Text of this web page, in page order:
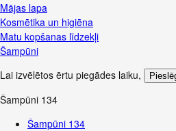
Mājas lapa
Kosmētika un higiēna
Matu kopšanas līdzekļi
Šampūni
Lai izvēlētos ērtu piegādes laiku,
Šampūni 134
Šampūni 134